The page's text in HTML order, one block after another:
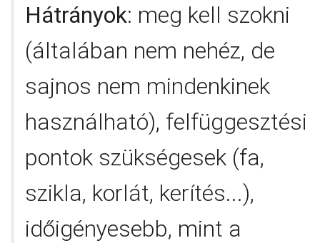
Hátrányok: meg kell szokni
(általában nem nehéz, de
sajnos nem mindenkinek
használható), felfüggesztési
pontok szükségesek (fa,
szikla, korlát, kerítés...),
időigényesebb, mint a